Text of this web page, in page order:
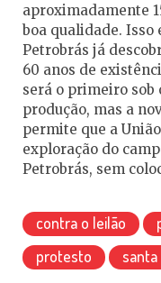
aproximadamente
boa qualidade. Isso
Petrobrás já
60 anos de
será o primeiro
produção, mas a
permite que a
exploração do
Petrobrás, sem
contra o leilão
protesto
santa